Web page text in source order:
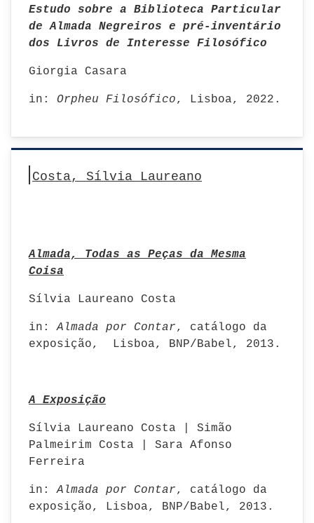
Estudo sobre a Biblioteca Particular
de Almada Negreiros e pré-inventário
dos Livros de Interesse Filosófico
Giorgia Casara
in: Orpheu Filosófico, Lisboa, 2022.
Costa, Sílvia Laureano
Almada, Todas as Peças da Mesma
Coisa
Sílvia Laureano Costa
in: Almada por Contar, catálogo da
exposição, Lisboa, BNP/Babel, 2013.
A Exposição
Sílvia Laureano Costa | Simão
Palmeirim Costa | Sara Afonso
Ferreira
in: Almada por Contar, catálogo da
exposição, Lisboa, BNP/Babel, 2013.